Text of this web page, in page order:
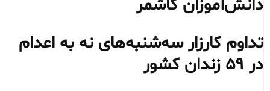
دانش‌آموزان کاشمر
تداوم کارزار سه‌شنبه‌های نه به اعدام
در ۵۹ زندان کشور